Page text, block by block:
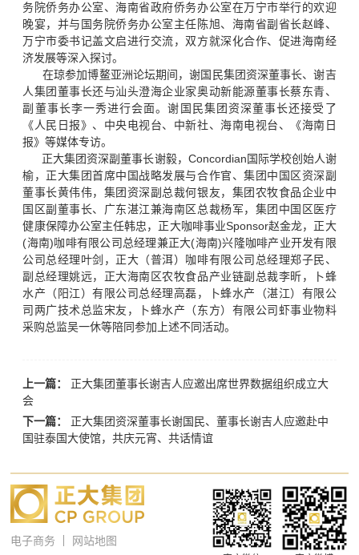
务院侨务办公室、海南省政府侨务办公室在万宁市举行的欢迎
晚宴，并与国务院侨务办公室主任陈旭、海南省副省长赵峰、
万宁市委书记盖文启进行交流，双方就深化合作、促进海南经
济发展等深入探讨。
在琼参加博鳌亚洲论坛期间，谢国民集团资深董事长、谢吉
人集团董事长还与汕头澄海企业家奥动新能源董事长蔡东青、
副董事长李一秀进行会面。谢国民集团资深董事长还接受了
《人民日报》、中央电视台、中新社、海南电视台、《海南日
报》等媒体专访。
正大集团资深副董事长谢毅，Concordian国际学校创始人谢
榆，正大集团首席中国战略发展与合作官、集团中国区资深副
董事长黄伟伟，集团资深副总裁何银友，集团农牧食品企业中
国区副董事长、广东湛江兼海南区总裁杨军，集团中国区医疗
健康保障办公室主任韩忠，正大咖啡事业Sponsor赵金龙，正大
(海南)咖啡有限公司总经理兼正大(海南)兴隆咖啡产业开发有限
公司总经理叶剑，正大（普洱）咖啡有限公司总经理郑子民、
副总经理姚远，正大海南区农牧食品产业链副总裁李昕，卜蜂
水产（阳江）有限公司总经理高磊，卜蜂水产（湛江）有限公
司两广技术总监宋友，卜蜂水产（东方）有限公司虾事业物料
采购总监吴一休等陪同参加上述不同活动。
上一篇：
正大集团董事长谢吉人应邀出席世界数据组织成立大
会
下一篇： 正大集团资深董事长谢国民、董事长谢吉人应邀赴中
国驻泰国大使馆，共庆元宵、共话情谊
电子商务 网站地图